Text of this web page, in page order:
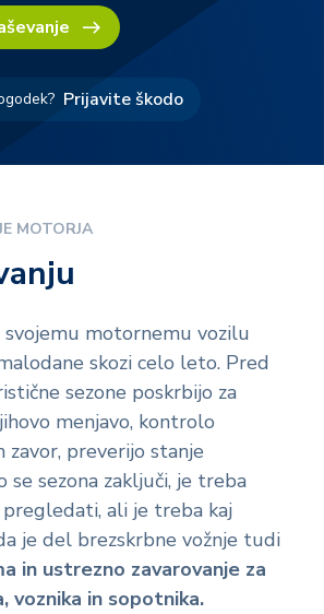
Prijavite škodo
MOTORJA
motornemu vozilu
skozi celo leto. Pred
sezone poskrbijo za
menjavo, kontrolo
zavor, preverijo stanje
se sezona zaključi, je treba
ali je treba kaj
je del brezskrbne vožnje tudi
in ustrezno zavarovanje za
voznika in sopotnika.